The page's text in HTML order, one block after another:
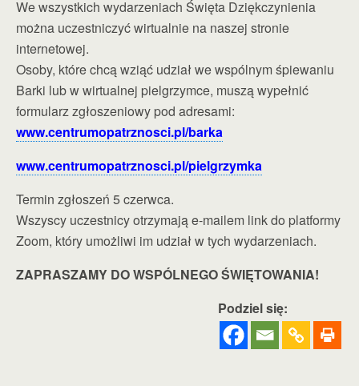
We wszystkich wydarzeniach Święta Dziękczynienia
można uczestniczyć wirtualnie na naszej stronie
internetowej.
Osoby, które chcą wziąć udział we wspólnym śpiewaniu
Barki lub w wirtualnej pielgrzymce, muszą wypełnić
formularz zgłoszeniowy pod adresami:
www.centrumopatrznosci.pl/barka
www.centrumopatrznosci.pl/pielgrzymka
Termin zgłoszeń 5 czerwca.
Wszyscy uczestnicy otrzymają e-mailem link do platformy
Zoom, który umożliwi im udział w tych wydarzeniach.
ZAPRASZAMY DO WSPÓLNEGO ŚWIĘTOWANIA!
Podziel się: